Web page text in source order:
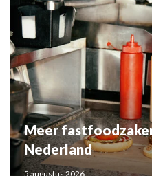
Meer
Nederland
5 augustus 2026